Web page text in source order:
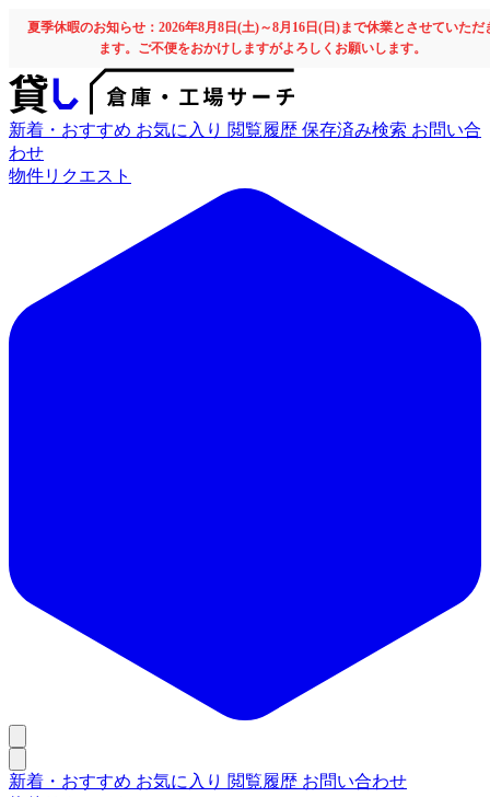
夏季休暇のお知らせ：2026年8月8日(土)～8月16日(日)まで休業とさせていただ
ます。ご不便をおかけしますがよろしくお願いします。
新着・おすすめ お気に入り 閲覧履歴 保存済み検索 お問い合
わせ
物件リクエスト
新着・おすすめ お気に入り 閲覧履歴 お問い合わせ